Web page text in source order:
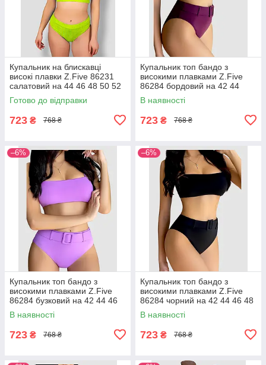
Купальник на блискавці
високі плавки Z.Five 86231
салатовий на 44 46 48 50 52
розмір
Готово до відправки
723 ₴ 768 ₴
Купальник топ бандо з
високими плавками Z.Five
86284 бордовий на 42 44
розмір
В наявності
723 ₴ 768 ₴
–6%
Купальник топ бандо з
високими плавками Z.Five
86284 бузковий на 42 44 46
48 50 розмір
В наявності
723 ₴ 768 ₴
–6%
Купальник топ бандо з
високими плавками Z.Five
86284 чорний на 42 44 46 48
50 розмір
В наявності
723 ₴ 768 ₴